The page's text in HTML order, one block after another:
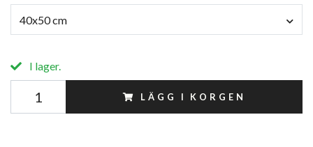
40x50 cm
I lager.
LÄGG I KORGEN